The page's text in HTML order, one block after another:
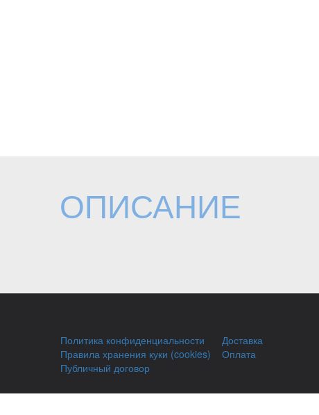
ОПИСАНИЕ
Политика конфиденциальности
Правила хранения куки (cookies)
Публичный договор
Доставка
Оплата